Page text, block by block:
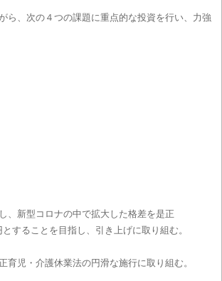
ら、次の４つの課題に重点的な投資を行い、力強
、新型コロナの中で拡大した格差を是正
ことを目指し、引き上げに取り組む。
児・介護休業法の円滑な施行に取り組む。